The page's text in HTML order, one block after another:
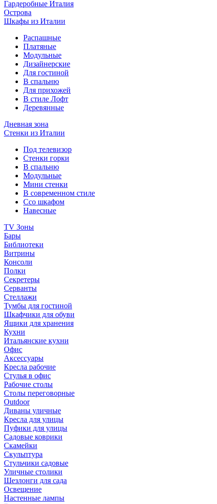
Гардеробные Италия
Острова
Шкафы из Италии
Распашные
Платяные
Модульные
Дизайнерские
Для гостиной
В спальню
Для прихожей
В стиле Лофт
Деревянные
Дневная зона
Стенки из Италии
Под телевизор
Стенки горки
В спальню
Модульные
Мини стенки
В современном стиле
Ссо шкафом
Навесные
TV Зоны
Бары
Библиотеки
Витрины
Консоли
Полки
Секретеры
Серванты
Стеллажи
Тумбы для гостиной
Шкафчики для обуви
Ящики для хранения
Кухни
Итальянские кухни
Офис
Аксессуары
Кресла рабочие
Стулья в офис
Рабочие столы
Столы переговорные
Outdoor
Диваны уличные
Кресла для улицы
Пуфики для улицы
Садовые коврики
Скамейки
Скульптура
Стульчики садовые
Уличные столики
Шезлонги для сада
Освещение
Hастенные лампы